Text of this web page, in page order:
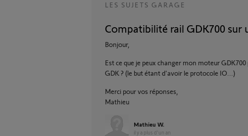
LES SUJETS GARAGE
Compatibilité rail GDK700 sur
Bonjour,
Est ce que je peux changer mon moteur
GDK ? (le but étant d'avoir le protocole IO...)
Merci pour vos réponses,
Mathieu
Mathieu W.
il y a plus d'un an